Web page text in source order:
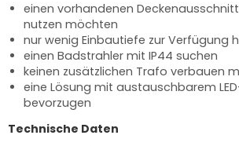
einen vorhandenen
nutzen möchten
nur wenig Einbautiefe zur Verfügung
einen Badstrahler mit IP44 suchen
keinen zusätzlichen Trafo verbauen
eine Lösung mit austauschbarem
bevorzugen
Technische Daten